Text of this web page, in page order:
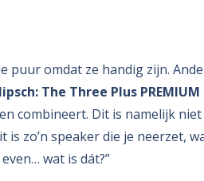
puur omdat ze handig zijn.
The Three Plus
combineert. Dit is namelijk
zo’n speaker die je neerzet,
wat is dát?”